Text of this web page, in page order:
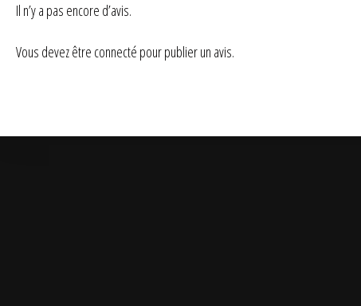
Il n’y a pas encore d’avis.
Vous devez être connecté pour publier un avis.